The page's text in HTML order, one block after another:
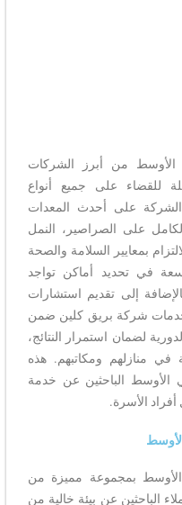
من أبرز الشركات
للقضاء على جميع أنواع
الشركة على أحدث المعدات
على الصراصير، النمل
بمعايير السلامة والصحة
في تحديد أماكن تواجد
إلى تقديم استشارات
خدمات شركة بريق كلين ضمن
لضمان استمرار النتائج،
في منازلهم ومكاتبهم. هذه
الأوسط الباحثين عن خدمة
الأسرة.
بمجموعة مميزة من
الباحثين عن بيئة خالية من